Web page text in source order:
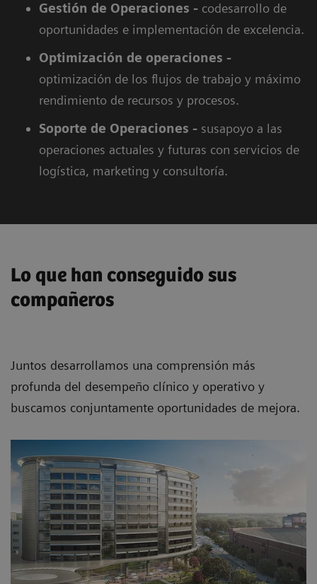
Gestión de Operaciones - codesarrollo de
oportunidades e implementación de excelencia.
Optimización de operaciones -
optimización de los flujos de trabajo y máximo
rendimiento de recursos y procesos.
Soporte de Operaciones - susapoyo a las
operaciones actuales y futuras con servicios de
logística, marketing y consultoría.
Lo que han conseguido sus
compañeros
Juntos desarrollamos una comprensión más
profunda del desempeño clínico y operativo y
buscamos conjuntamente oportunidades de mejora.